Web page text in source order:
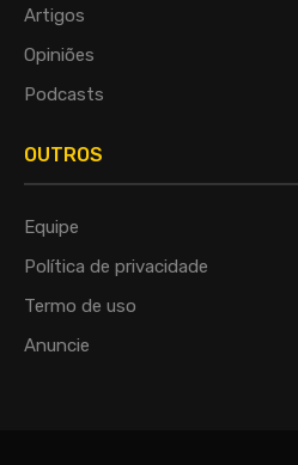
Artigos
Opiniões
Podcasts
OUTROS
Equipe
Política de privacidade
Termo de uso
Anuncie